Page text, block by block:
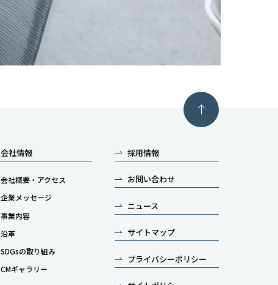
会社情報
会社概要・アクセス
企業メッセージ
事業内容
沿革
SDGsの取り組み
CMギャラリー
採用情報
お問い合わせ
ニュース
サイトマップ
プライバシーポリシー